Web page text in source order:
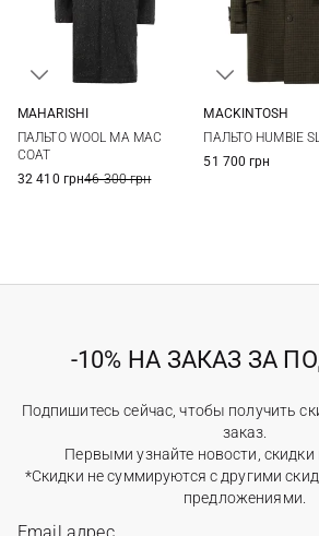
MAHARISHI
ПАЛЬТО WOOL MA MAC
COAT
32 410 грн46 300 грн
MACKINTOSH
ПАЛЬТО HUMBIE
51 700 грн
-10% НА ЗАКАЗ ЗА
Подпишитесь сейчас, чтобы получить
заказ.
Первыми узнайте новости, скидки
*Скидки не суммируются с другими
предложениями.